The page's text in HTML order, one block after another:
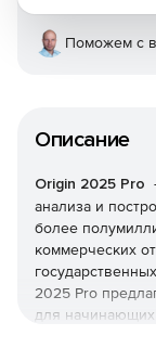
Описание
Origin 2025 Pro
анализа и
более
коммерческих
2025 Pro
для
Поможем с